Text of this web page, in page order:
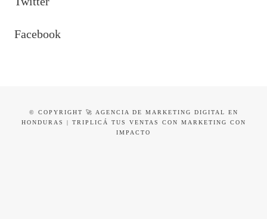
Facebook
© COPYRIGHT 🚀 AGENCIA DE MARKETING DIGITAL EN
HONDURAS | TRIPLICÁ TUS VENTAS CON MARKETING CON
IMPACTO